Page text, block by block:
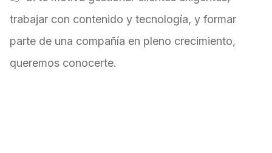
trabajar con contenido y tecnología, y formar
parte de una compañía en pleno crecimiento,
queremos conocerte.